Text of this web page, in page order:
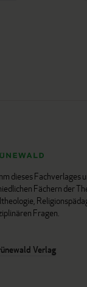
dieses
Fächern der
Fragen.
Verlag